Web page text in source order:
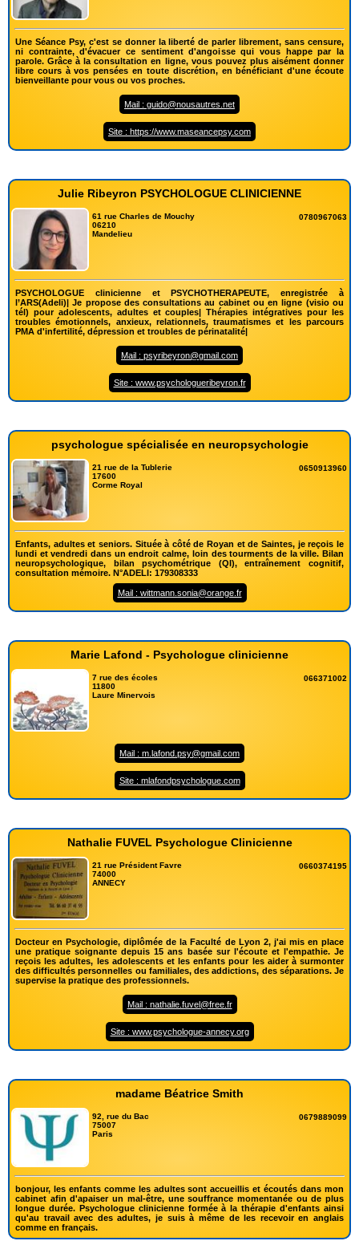
Une Séance Psy, c'est se donner la liberté de parler librement, sans censure,
ni contrainte, d'évacuer ce sentiment d'angoisse qui vous happe par la
parole. Grâce à la consultation en ligne, vous pouvez plus aisément donner
libre cours à vos pensées en toute discrétion, en bénéficiant d'une écoute
bienveillante pour vous ou vos proches.
Mail : guido@nousautres.net
Site : https://www.maseancepsy.com
Julie Ribeyron PSYCHOLOGUE CLINICIENNE
61 rue Charles de Mouchy
06210
Mandelieu
0780967063
PSYCHOLOGUE clinicienne et PSYCHOTHERAPEUTE, enregistrée à
l’ARS(Adeli)| Je propose des consultations au cabinet ou en ligne (visio ou
tél) pour adolescents, adultes et couples| Thérapies intégratives pour les
troubles émotionnels, anxieux, relationnels, traumatismes et les parcours
PMA d'infertilité, dépression et troubles de périnatalité|
Mail : psyribeyron@gmail.com
Site : www.psychologueribeyron.fr
psychologue spécialisée en neuropsychologie
21 rue de la Tublerie
17600
Corme Royal
0650913960
Enfants, adultes et seniors. Située à côté de Royan et de Saintes, je reçois le
lundi et vendredi dans un endroit calme, loin des tourments de la ville. Bilan
neuropsychologique, bilan psychométrique (QI), entraînement cognitif,
consultation mémoire. N°ADELI: 179308333
Mail : wittmann.sonia@orange.fr
Marie Lafond - Psychologue clinicienne
7 rue des écoles
11800
Laure Minervois
066371002
Mail : m.lafond.psy@gmail.com
Site : mlafondpsychologue.com
Nathalie FUVEL Psychologue Clinicienne
21 rue Président Favre
74000
ANNECY
0660374195
Docteur en Psychologie, diplômée de la Faculté de Lyon 2, j'ai mis en place
une pratique soignante depuis 15 ans basée sur l'écoute et l'empathie. Je
reçois les adultes, les adolescents et les enfants pour les aider à surmonter
des difficultés personnelles ou familiales, des addictions, des séparations. Je
supervise la pratique des professionnels.
Mail : nathalie.fuvel@free.fr
Site : www.psychologue-annecy.org
madame Béatrice Smith
92, rue du Bac
75007
Paris
0679889099
bonjour, les enfants comme les adultes sont accueillis et écoutés dans mon
cabinet afin d'apaiser un mal-être, une souffrance momentanée ou de plus
longue durée. Psychologue clinicienne formée à la thérapie d'enfants ainsi
qu'au travail avec des adultes, je suis à même de les recevoir en anglais
comme en français.